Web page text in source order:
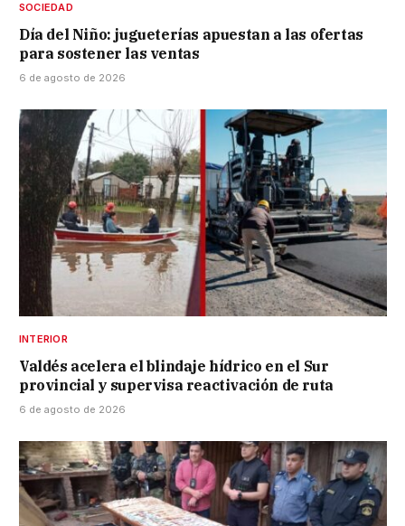
SOCIEDAD
Día del Niño: jugueterías apuestan a las ofertas
para sostener las ventas
6 de agosto de 2026
INTERIOR
Valdés acelera el blindaje hídrico en el Sur
provincial y supervisa reactivación de ruta
6 de agosto de 2026